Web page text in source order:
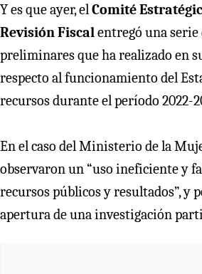
Y es que ayer, elComité
Revisión Fiscalentregó una serie
preliminares que ha realizado en
respecto al funcionamiento del
recursos durante el período 2022-
En el caso del Ministerio de la
observaron un “uso ineficiente y
recursos públicos y resultados”, y
apertura de una investigación